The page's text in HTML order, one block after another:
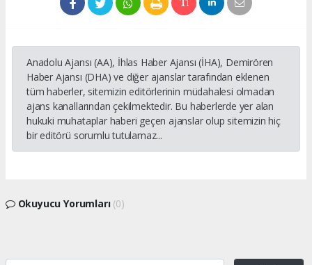
Anadolu Ajansı (AA), İhlas Haber Ajansı (İHA), Demirören
Haber Ajansı (DHA) ve diğer ajanslar tarafından eklenen
tüm haberler, sitemizin editörlerinin müdahalesi olmadan
ajans kanallarından çekilmektedir. Bu haberlerde yer alan
hukuki muhataplar haberi geçen ajanslar olup sitemizin hiç
bir editörü sorumlu tutulamaz...
Okuyucu Yorumları (0)